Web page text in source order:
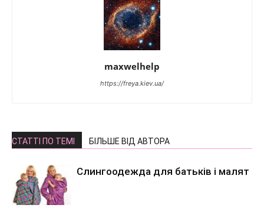
maxwelhelp
https://freya.kiev.ua/
СТАТТІ ПО ТЕМІ БІЛЬШЕ ВІД АВТОРА
Слингоодежда для батьків і малят